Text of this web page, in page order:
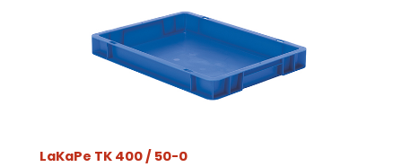
LaKaPe TK 400 / 50-0